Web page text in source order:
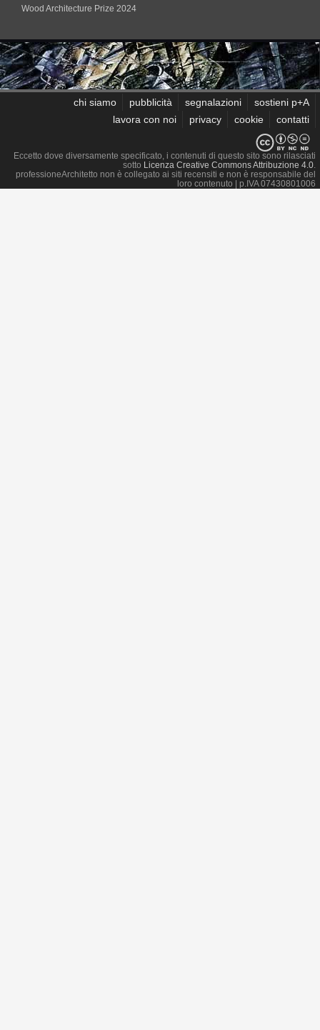
Wood Architecture Prize 2024
chi siamo pubblicità segnalazioni
sostieni p+A
lavora con noi
privacy cookie contatti
Eccetto dove diversamente specificato, i contenuti di questo sito sono rilasciati
sotto Licenza Creative Commons Attribuzione 4.0.
professioneArchitetto non è collegato ai siti recensiti e non è responsabile del
loro contenuto
| p.IVA 07430801006